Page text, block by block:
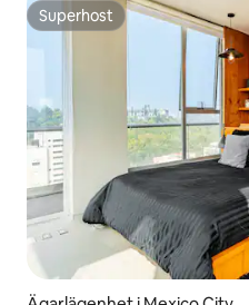
Superhost
Superhost